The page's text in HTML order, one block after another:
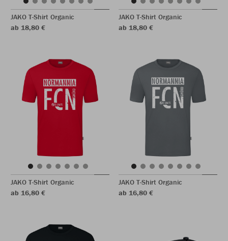
JAKO T-Shirt Organic
ab 18,80 €
JAKO T-Shirt Organic
ab 18,80 €
JAKO T-Shirt Organic
ab 16,80 €
JAKO T-Shirt Organic
ab 16,80 €